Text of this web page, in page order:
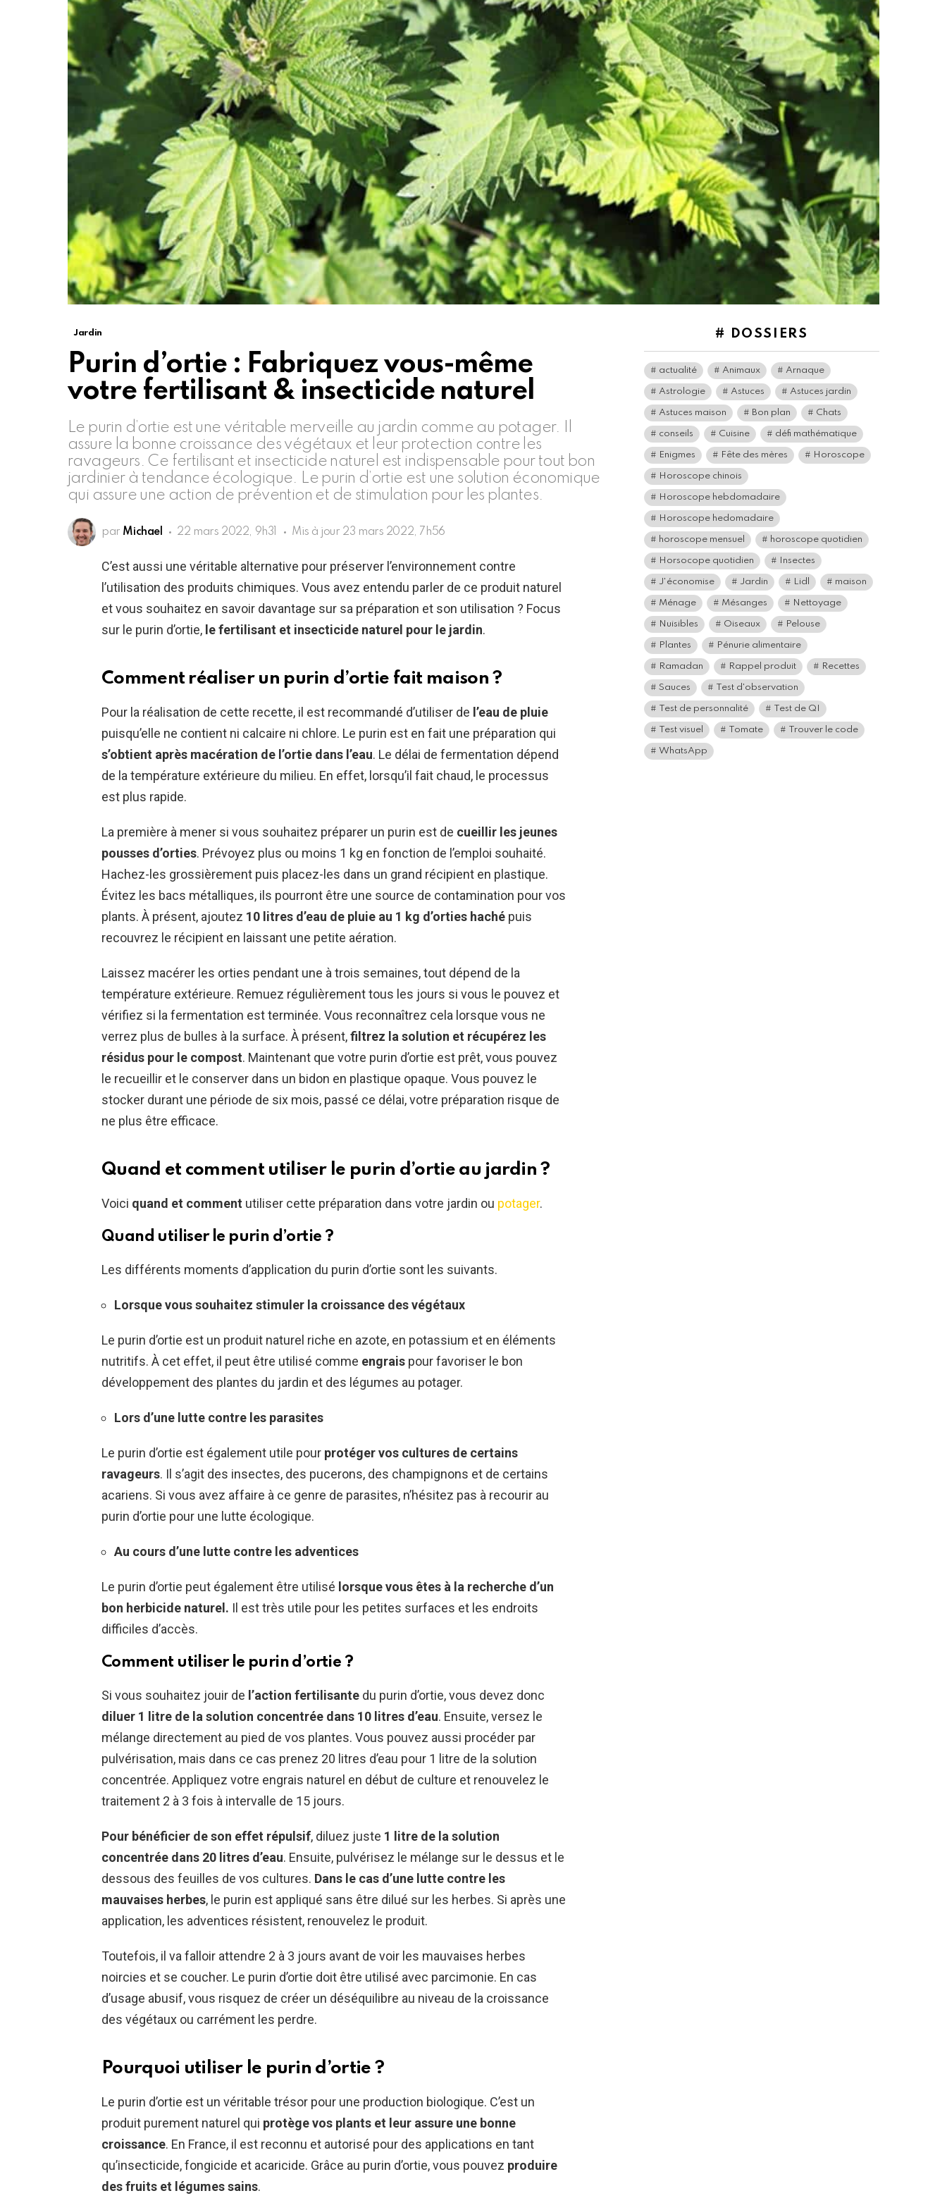
Jardin
Purin d’ortie : Fabriquez vous-même
votre fertilisant & insecticide naturel
Le purin d’ortie est une véritable merveille au jardin comme au potager. Il
assure la bonne croissance des végétaux et leur protection contre les
ravageurs. Ce fertilisant et insecticide naturel est indispensable pour tout bon
jardinier à tendance écologique. Le purin d’ortie est une solution économique
qui assure une action de prévention et de stimulation pour les plantes.
par Michael 22 mars 2022, 9h31 Mis à jour 23 mars 2022, 7h56
C’est aussi une véritable alternative pour préserver l’environnement contre
l’utilisation des produits chimiques. Vous avez entendu parler de ce produit naturel
et vous souhaitez en savoir davantage sur sa préparation et son utilisation ? Focus
sur le purin d’ortie, le fertilisant et insecticide naturel pour le jardin.
Comment réaliser un purin d’ortie fait maison ?
Pour la réalisation de cette recette, il est recommandé d’utiliser de l’eau de pluie
puisqu’elle ne contient ni calcaire ni chlore. Le purin est en fait une préparation qui
s’obtient après macération de l’ortie dans l’eau. Le délai de fermentation dépend
de la température extérieure du milieu. En effet, lorsqu’il fait chaud, le processus
est plus rapide.
La première à mener si vous souhaitez préparer un purin est de cueillir les jeunes
pousses d’orties. Prévoyez plus ou moins 1 kg en fonction de l’emploi souhaité.
Hachez-les grossièrement puis placez-les dans un grand récipient en plastique.
Évitez les bacs métalliques, ils pourront être une source de contamination pour vos
plants. À présent, ajoutez 10 litres d’eau de pluie au 1 kg d’orties haché puis
recouvrez le récipient en laissant une petite aération.
Laissez macérer les orties pendant une à trois semaines, tout dépend de la
température extérieure. Remuez régulièrement tous les jours si vous le pouvez et
vérifiez si la fermentation est terminée. Vous reconnaîtrez cela lorsque vous ne
verrez plus de bulles à la surface. À présent,filtrez la solution et récupérez les
résidus pour le compost. Maintenant que votre purin d’ortie est prêt, vous pouvez
le recueillir et le conserver dans un bidon en plastique opaque. Vous pouvez le
stocker durant une période de six mois, passé ce délai, votre préparation risque de
ne plus être efficace.
Quand et comment utiliser le purin d’ortie au jardin ?
Voici quand et comment utiliser cette préparation dans votre jardin ou potager.
Quand utiliser le purin d’ortie ?
Les différents moments d’application du purin d’ortie sont les suivants.
Lorsque vous souhaitez stimuler la croissance des végétaux
Le purin d’ortie est un produit naturel riche en azote, en potassium et en éléments
nutritifs. À cet effet, il peut être utilisé comme engrais pour favoriser le bon
développement des plantes du jardin et des légumes au potager.
Lors d’une lutte contre les parasites
Le purin d’ortie est également utile pour protéger vos cultures de certains
ravageurs. Il s’agit des insectes, des pucerons, des champignons et de certains
acariens. Si vous avez affaire à ce genre de parasites, n’hésitez pas à recourir au
purin d’ortie pour une lutte écologique.
Au cours d’une lutte contre les adventices
Le purin d’ortie peut également être utilisé lorsque vous êtes à la recherche d’un
bon herbicide naturel. Il est très utile pour les petites surfaces et les endroits
difficiles d’accès.
Comment utiliser le purin d’ortie ?
Si vous souhaitez jouir de l’action fertilisante du purin d’ortie, vous devez donc
diluer 1 litre de la solution concentrée dans 10 litres d’eau. Ensuite, versez le
mélange directement au pied de vos plantes. Vous pouvez aussi procéder par
pulvérisation, mais dans ce cas prenez 20 litres d’eau pour 1 litre de la solution
concentrée. Appliquez votre engrais naturel en début de culture et renouvelez le
traitement 2 à 3 fois à intervalle de 15 jours.
Pour bénéficier de son effet répulsif, diluez juste 1 litre de la solution
concentrée dans 20 litres d’eau. Ensuite, pulvérisez le mélange sur le dessus et le
dessous des feuilles de vos cultures. Dans le cas d’une lutte contre les
mauvaises herbes, le purin est appliqué sans être dilué sur les herbes. Si après une
application, les adventices résistent, renouvelez le produit.
Toutefois, il va falloir attendre 2 à 3 jours avant de voir les mauvaises herbes
noircies et se coucher. Le purin d’ortie doit être utilisé avec parcimonie. En cas
d’usage abusif, vous risquez de créer un déséquilibre au niveau de la croissance
des végétaux ou carrément les perdre.
Pourquoi utiliser le purin d’ortie ?
Le purin d’ortie est un véritable trésor pour une production biologique. C’est un
produit purement naturel qui protège vos plants et leur assure une bonne
croissance. En France, il est reconnu et autorisé pour des applications en tant
qu’insecticide, fongicide et acaricide. Grâce au purin d’ortie, vous pouvez produire
des fruits et légumes sains.
# DOSSIERS
actualité Animaux Arnaque
Astrologie Astuces Astuces jardin
Astuces maison Bon plan Chats
conseils Cuisine défi mathématique
Enigmes Fête des mères Horoscope
Horoscope chinois
Horoscope hebdomadaire
Horoscope hedomadaire
horoscope mensuel horoscope quotidien
Horsocope quotidien Insectes
J'économise Jardin Lidl maison
Ménage Mésanges Nettoyage
Nuisibles Oiseaux Pelouse
Plantes Pénurie alimentaire
Ramadan Rappel produit Recettes
Sauces Test d'observation
Test de personnalité Test de QI
Test visuel Tomate Trouver le code
WhatsApp